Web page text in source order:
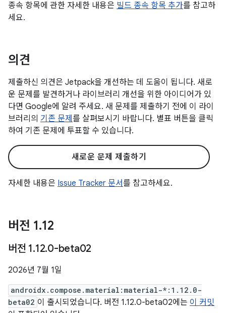
종속 항목에 관한 자세한 내용은 빌드 종속 항목 추가를 참고하
세요.
의견
제출하신 의견은 Jetpack을 개선하는 데 도움이 됩니다. 새로
운 문제를 발견하거나 라이브러리 개선을 위한 아이디어가 있
다면 Google에 알려 주세요. 새 문제를 제출하기 전에 이 라이
브러리의 기존 문제 를 살펴보시기 바랍니다. 별표 버튼을 클릭
하여 기존 문제에 투표할 수 있습니다.
새로운 문제 제출하기
자세한 내용은 Issue Tracker 문서를 참고하세요.
버전 1.12
버전 1.12.0-beta02
2026년 7월 1일
androidx.compose.material:material-*:1.12.0-
beta02 이 출시되었습니다. 버전 1.12.0-beta02에는 이 커밋